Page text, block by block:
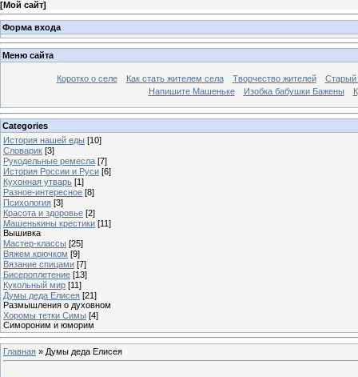
[Мой сайт]
Форма входа
Меню сайта
Коротко о селе Как стать жителем села Творчество жителей
Старый
Напишите Машеньке
Изобка бабушки Бажены
Categories
История нашей еды [10]
Словарик [3]
Рукодельные ремесла [7]
История России и Руси [6]
Кухонная утварь [1]
Разное-интересное [8]
Психология [3]
Красота и здоровье [2]
Машенькины крестики [11]
Вышивка
Мастер-классы [25]
Вяжем крючком [9]
Вязание спицами [7]
Бисероплетение [13]
Кукольный мир [11]
Думы деда Елисея [21]
Размышления о духовном
Хоромы тетки Симы [4]
Симороним и юморим
Главная » Думы деда Елисея